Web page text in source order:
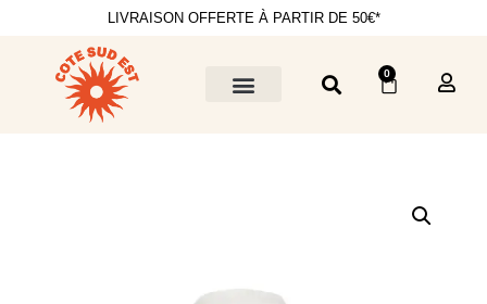
LIVRAISON OFFERTE À PARTIR DE 50€*
0